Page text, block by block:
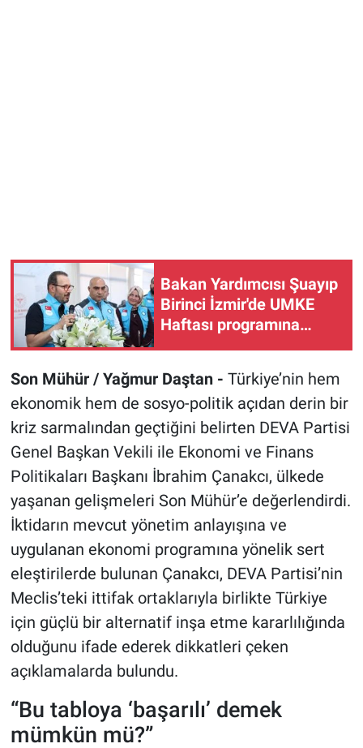
Bakan Yardımcısı Şuayıp
Birinci İzmir'de UMKE
Haftası programına
Son Mühür / Yağmur Daştan - Türkiye’nin hem
ekonomik hem de sosyo-politik açıdan derin bir
kriz sarmalından geçtiğini belirten DEVA Partisi
Genel Başkan Vekili ile Ekonomi ve Finans
Politikaları Başkanı İbrahim Çanakcı, ülkede
yaşanan gelişmeleri Son Mühür’e değerlendirdi.
İktidarın mevcut yönetim anlayışına ve
uygulanan ekonomi programına yönelik sert
eleştirilerde bulunan Çanakcı, DEVA Partisi’nin
Meclis’teki ittifak ortaklarıyla birlikte Türkiye
için güçlü bir alternatif inşa etme kararlılığında
olduğunu ifade ederek dikkatleri çeken
açıklamalarda bulundu.
“Bu tabloya ‘başarılı’ demek
mümkün mü?”